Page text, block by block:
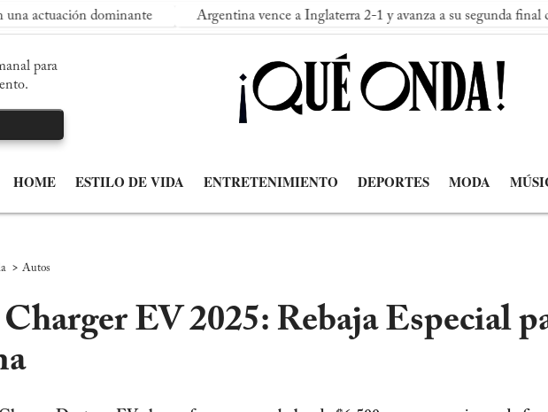
dominante Argentina vence a Inglaterra 2-1 y avanza a su segunda final consecutiva
para
HOME ESTILO DE VIDA ENTRETENIMIENTO DEPORTES MODA
> Autos
EV 2025: Rebaja Especial